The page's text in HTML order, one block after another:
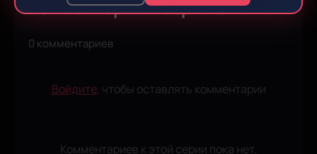
Комментарии к серии 9
0 комментариев
Войдите, чтобы оставлять комментарии
Комментариев к этой серии пока нет.